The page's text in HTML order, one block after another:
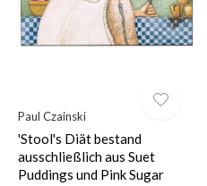
Paul Czainski
'Stool's Diät bestand
ausschließlich aus Suet
Puddings und Pink Sugar